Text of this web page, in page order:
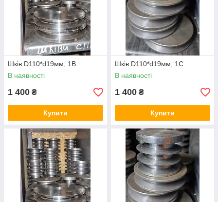
Шків D110*d19мм, 1В
В наявності
1 400 ₴
Купити
Шків D110*d19мм, 1С
В наявності
1 400 ₴
Купити